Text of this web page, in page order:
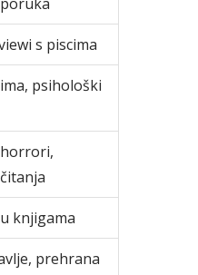
s piscima
psihološki
knjigama
prehrana